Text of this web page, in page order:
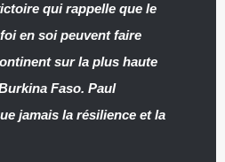
qui rappelle que le
en soi peuvent faire
sur la plus haute
Faso. Paul
jamais la résilience et la